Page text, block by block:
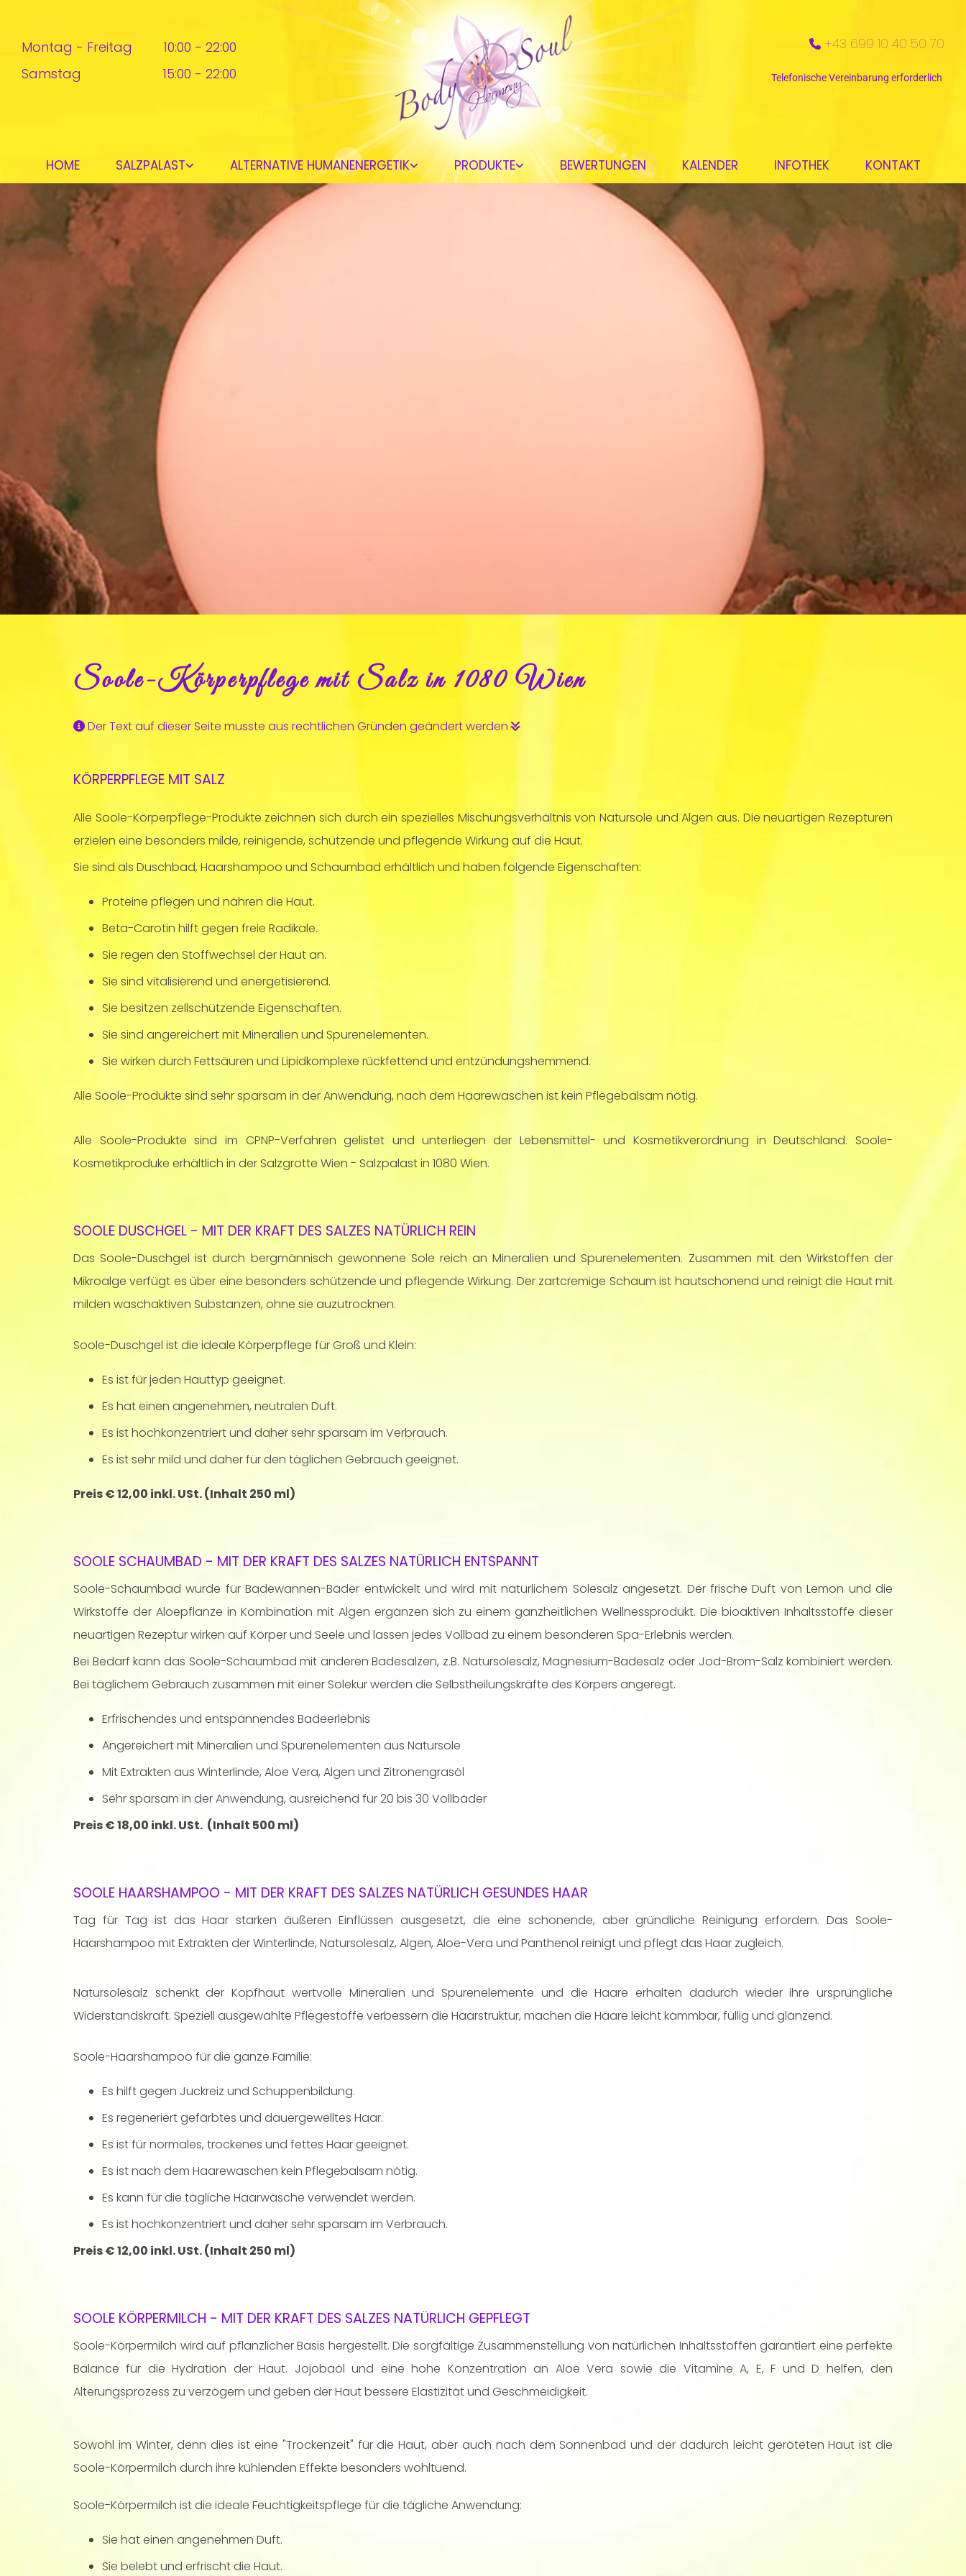
Montag - Freitag
10:00 - 22:00
Samstag
15:00 - 22:00
 +43 699 10 40 50 70
Telefonische Vereinbarung erforderlich
HOME SALZPALAST ALTERNATIVE HUMANENERGETIK PRODUKTE BEWERTUNGEN KALENDER INFOTHEK KONTAKT
Soole-Körperpflege mit Salz in 1080 Wien
 Der Text auf dieser Seite musste aus rechtlichen Gründen geändert werden 
KÖRPERPFLEGE MIT SALZ
Alle Soole-Körperpflege-Produkte zeichnen sich durch ein spezielles Mischungsverhältnis von Natursole und Algen aus. Die neuartigen Rezepturen
erzielen eine besonders milde, reinigende, schützende und pflegende Wirkung auf die Haut.
Sie sind als Duschbad, Haarshampoo und Schaumbad erhältlich und haben folgende Eigenschaften:
Proteine pflegen und nähren die Haut.
Beta-Carotin hilft gegen freie Radikale.
Sie regen den Stoffwechsel der Haut an.
Sie sind vitalisierend und energetisierend.
Sie besitzen zellschützende Eigenschaften.
Sie sind angereichert mit Mineralien und Spurenelementen.
Sie wirken durch Fettsäuren und Lipidkomplexe rückfettend und entzündungshemmend.
Alle Soole-Produkte sind sehr sparsam in der Anwendung, nach dem Haarewaschen ist kein Pflegebalsam nötig.
Alle Soole-Produkte sind im CPNP-Verfahren gelistet und unterliegen der Lebensmittel- und Kosmetikverordnung in Deutschland. Soole-
Kosmetikproduke erhältlich in der Salzgrotte Wien - Salzpalast in 1080 Wien.
SOOLE DUSCHGEL - MIT DER KRAFT DES SALZES NATÜRLICH REIN
Das Soole-Duschgel ist durch bergmännisch gewonnene Sole reich an Mineralien und Spurenelementen. Zusammen mit den Wirkstoffen der
Mikroalge verfügt es über eine besonders schützende und pflegende Wirkung. Der zartcremige Schaum ist hautschonend und reinigt die Haut mit
milden waschaktiven Substanzen, ohne sie auzutrocknen.
Soole-Duschgel ist die ideale Körperpflege für Groß und Klein:
Es ist für jeden Hauttyp geeignet.
Es hat einen angenehmen, neutralen Duft.
Es ist hochkonzentriert und daher sehr sparsam im Verbrauch.
Es ist sehr mild und daher für den täglichen Gebrauch geeignet.
Preis € 12,00 inkl. USt. (Inhalt 250 ml)
SOOLE SCHAUMBAD - MIT DER KRAFT DES SALZES NATÜRLICH ENTSPANNT
Soole-Schaumbad wurde für Badewannen-Bäder entwickelt und wird mit natürlichem Solesalz angesetzt. Der frische Duft von Lemon und die
Wirkstoffe der Aloepflanze in Kombination mit Algen ergänzen sich zu einem ganzheitlichen Wellnessprodukt. Die bioaktiven Inhaltsstoffe dieser
neuartigen Rezeptur wirken auf Körper und Seele und lassen jedes Vollbad zu einem besonderen Spa-Erlebnis werden.
Bei Bedarf kann das Soole-Schaumbad mit anderen Badesalzen, z.B. Natursolesalz, Magnesium-Badesalz oder Jod-Brom-Salz kombiniert werden.
Bei täglichem Gebrauch zusammen mit einer Solekur werden die Selbstheilungskräfte des Körpers angeregt.
Erfrischendes und entspannendes Badeerlebnis
Angereichert mit Mineralien und Spurenelementen aus Natursole
Mit Extrakten aus Winterlinde, Aloe Vera, Algen und Zitronengrasöl
Sehr sparsam in der Anwendung, ausreichend für 20 bis 30 Vollbäder
Preis € 18,00 inkl. USt. (Inhalt 500 ml)
SOOLE HAARSHAMPOO - MIT DER KRAFT DES SALZES NATÜRLICH GESUNDES HAAR
Tag für Tag ist das Haar starken äußeren Einflüssen ausgesetzt, die eine schonende, aber gründliche Reinigung erfordern. Das Soole-
Haarshampoo mit Extrakten der Winterlinde, Natursolesalz, Algen, Aloe-Vera und Panthenol reinigt und pflegt das Haar zugleich.
Natursolesalz schenkt der Kopfhaut wertvolle Mineralien und Spurenelemente und die Haare erhalten dadurch wieder ihre ursprüngliche
Widerstandskraft. Speziell ausgewählte Pflegestoffe verbessern die Haarstruktur, machen die Haare leicht kämmbar, füllig und glänzend.
Soole-Haarshampoo für die ganze Familie:
Es hilft gegen Juckreiz und Schuppenbildung.
Es regeneriert gefärbtes und dauergewelltes Haar.
Es ist für normales, trockenes und fettes Haar geeignet.
Es ist nach dem Haarewaschen kein Pflegebalsam nötig.
Es kann für die tägliche Haarwäsche verwendet werden.
Es ist hochkonzentriert und daher sehr sparsam im Verbrauch.
Preis € 12,00 inkl. USt. (Inhalt 250 ml)
SOOLE KÖRPERMILCH - MIT DER KRAFT DES SALZES NATÜRLICH GEPFLEGT
Soole-Körpermilch wird auf pflanzlicher Basis hergestellt. Die sorgfältige Zusammenstellung von natürlichen Inhaltsstoffen garantiert eine perfekte
Balance für die Hydration der Haut. Jojobaöl und eine hohe Konzentration an Aloe Vera sowie die Vitamine A, E, F und D helfen, den
Alterungsprozess zu verzögern und geben der Haut bessere Elastizität und Geschmeidigkeit.
Sowohl im Winter, denn dies ist eine "Trockenzeit" für die Haut, aber auch nach dem Sonnenbad und der dadurch leicht geröteten Haut ist die
Soole-Körpermilch durch ihre kühlenden Effekte besonders wohltuend.
Soole-Körpermilch ist die ideale Feuchtigkeitspflege für die tägliche Anwendung:
Sie hat einen angenehmen Duft.
Sie belebt und erfrischt die Haut.